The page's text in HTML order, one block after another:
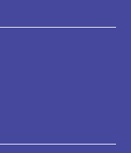
を繰り返しながら、
復習も並行しなが
り、さらに、習った
ります。
」の効果が十分に発
っています。
問題を選定・製作
問を扱うことで、ム
とができます。
ツールとして効果を
、入試直前期など、
説明会
会
会
ト